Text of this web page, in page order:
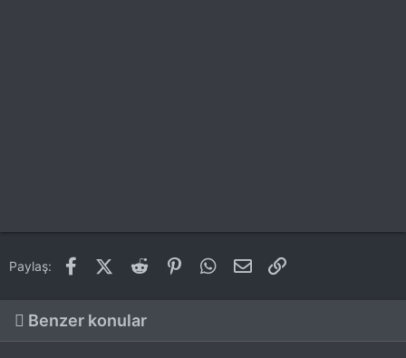
Paylaş: FacebookX (Twitter)
Reddit PinterestWhatsApp
E-posta
Benzer konular